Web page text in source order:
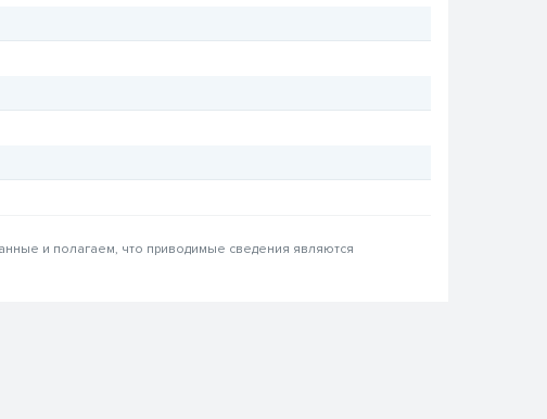
и полагаем, что приводимые сведения являются